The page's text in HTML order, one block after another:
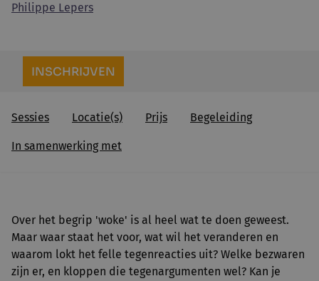
Philippe Lepers
INSCHRIJVEN
Sessies Locatie(s) Prijs Begeleiding
In samenwerking met
Over het begrip 'woke' is al heel wat te doen geweest.
Maar waar staat het voor, wat wil het veranderen en
waarom lokt het felle tegenreacties uit? Welke bezwaren
zijn er, en kloppen die tegenargumenten wel? Kan je